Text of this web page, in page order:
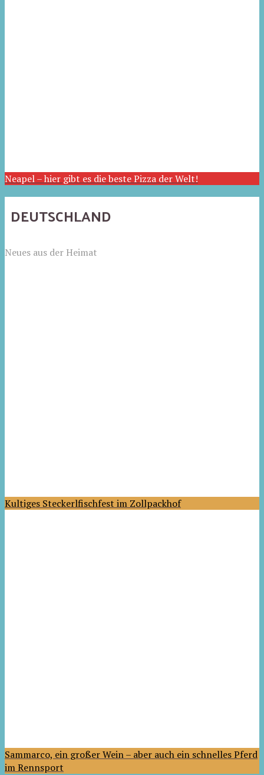
Neapel – hier gibt es die beste Pizza der Welt!
DEUTSCHLAND
Neues aus der Heimat
Kultiges Steckerlfischfest im Zollpackhof
Sammarco, ein großer Wein – aber auch ein schnelles Pferd
im Rennsport